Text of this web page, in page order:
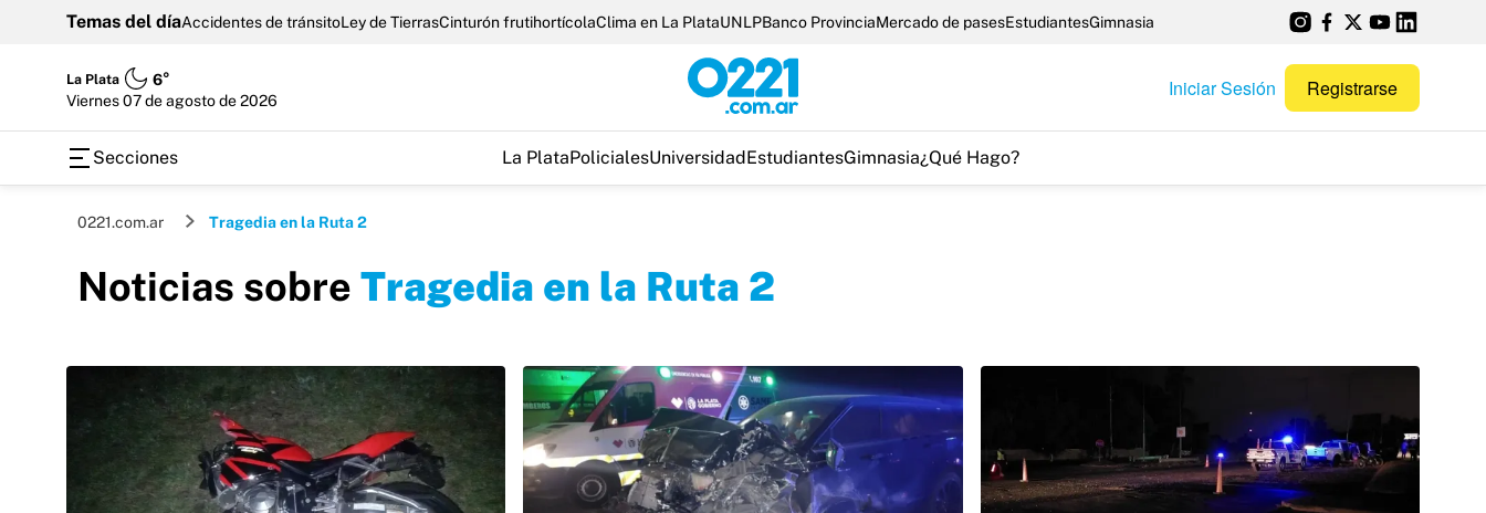
Temas del díaAccidentes de tránsitoLey de TierrasCinturón frutihortícolaClima en La PlataUNLPBanco ProvinciaMercado de pasesEstudiantesGimnasia
La Plata
6°
viernes 07 de agosto de 2026
Iniciar Sesión Registrarse
Secciones La PlataPolicialesUniversidadEstudiantesGimnasia¿Qué Hago?
0221.com.ar Tragedia en la Ruta 2
Noticias sobre Tragedia en la Ruta 2